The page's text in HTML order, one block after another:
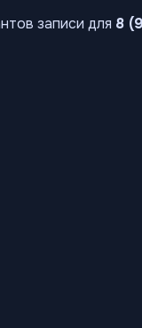
записи для 8